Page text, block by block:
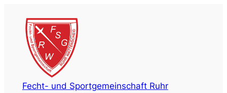
Inhalt
springen
Fecht- und Sportgemeinschaft Ruhr